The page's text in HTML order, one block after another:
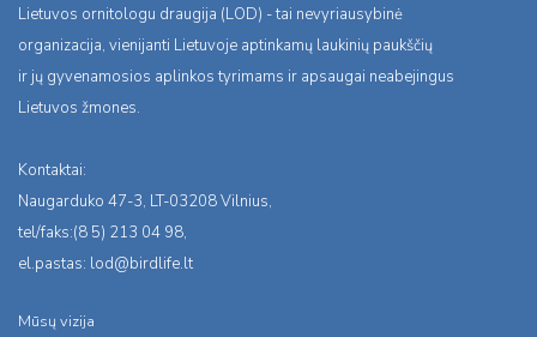
Lietuvos ornitologu draugija (LOD) - tai nevyriausybinė
organizacija, vienijanti Lietuvoje aptinkamų laukinių paukščių
ir jų gyvenamosios aplinkos tyrimams ir apsaugai neabejingus
Lietuvos žmones.
Kontaktai:
Naugarduko 47-3, LT-03208 Vilnius,
tel/faks:(8 5) 213 04 98,
el.pastas: lod@birdlife.lt
Mūsų vizija